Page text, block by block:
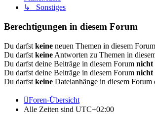
↳ Sonstiges
Berechtigungen in diesem Forum
Du darfst keine neuen Themen in diesem
Du darfst keine Antworten zu Themen in
Du darfst deine Beiträge in diesem Forum nicht
Du darfst deine Beiträge in diesem Forum nicht
Du darfst keine Dateianhänge in diesem Forum
Foren-Übersicht
Alle Zeiten sind UTC+02:00